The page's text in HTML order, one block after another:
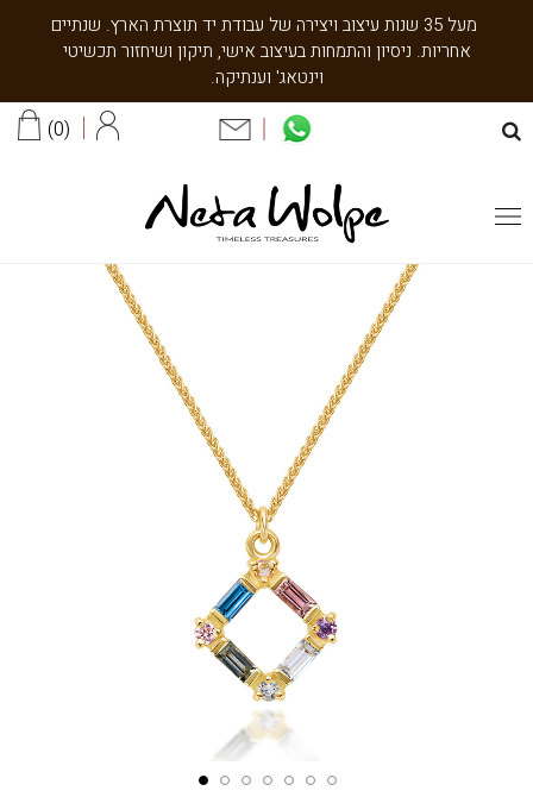
מעל 35 שנות עיצוב ויצירה של עבודת יד תוצרת הארץ. שנתיים
אחריות. ניסיון והתמחות בעיצוב אישי, תיקון ושיחזור תכשיטי
וינטאג' וענתיקה.
0